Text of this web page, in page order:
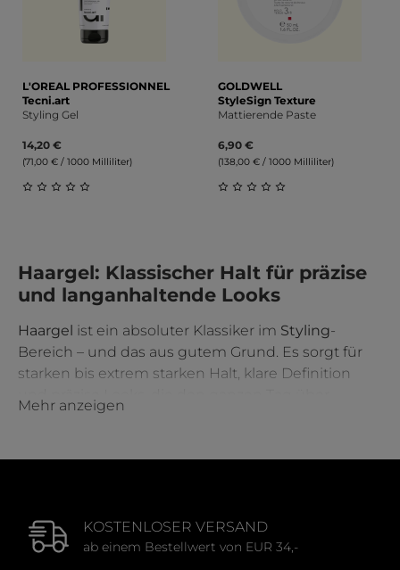
L'OREAL PROFESSIONNEL
Tecni.art
Styling Gel
14,20 €
(71,00 € / 1000 Milliliter)
GOLDWELL
StyleSign Texture
Mattierende Paste
6,90 €
(138,00 € / 1000 Milliliter)
Haargel: Klassischer Halt für präzise
und langanhaltende Looks
Haargel ist ein absoluter Klassiker im Styling-
Bereich – und das aus gutem Grund. Es sorgt für
starken bis extrem starken Halt, klare Definition
makellos halten. Egal ob glatte, elegante Frisuren,
Strähnen – mit einem hochwertigenHaargel
Bei Alina Cosmetics findest du eine sorgfältig
Mehr anzeigen
KOSTENLOSER VERSAND
ab einem Bestellwert von EUR 34,-